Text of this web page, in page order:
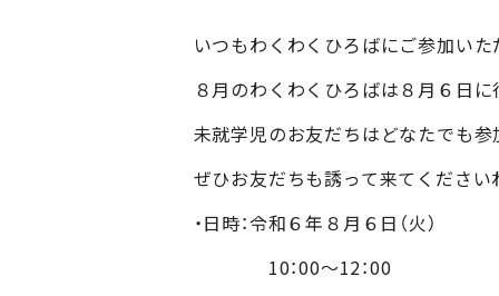
いつもわくわくひろばにご参加い
８月のわくわくひろばは８月６日に
未就学児のお友だちはどなたでも参
ぜひお友だちも誘って来てください
・日時：令和６年８月６日（火）
10：00～12：00